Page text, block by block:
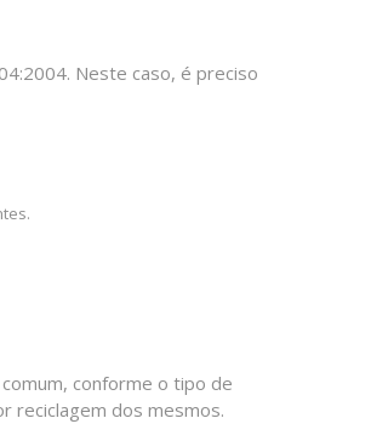
Neste caso, é preciso
conforme o tipo de
reciclagem dos mesmos.